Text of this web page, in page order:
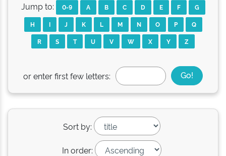
Jump to: 0-9 A B C D E F
G
H
I J K L M N O P
Q
R
S T U V W X Y Z
or enter first few letters:
Sort by:
In order: